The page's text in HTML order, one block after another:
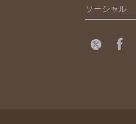
ソーシャル